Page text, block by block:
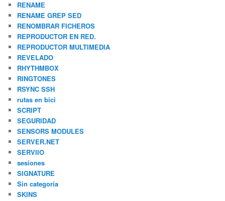
RENAME
RENAME GREP SED
RENOMBRAR FICHEROS
REPRODUCTOR EN RED.
REPRODUCTOR MULTIMEDIA
REVELADO
RHYTHMBOX
RINGTONES
RSYNC SSH
rutas en bici
SCRIPT
SEGURIDAD
SENSORS MODULES
SERVER.NET
SERVIIO
sesiones
SIGNATURE
Sin categoría
SKINS